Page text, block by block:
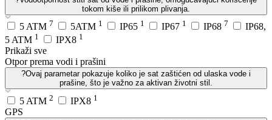
tokom kiše ili prilikom plivanja.
5 ATM 7 5ATM 1 IP65 1 IP67 1 IP68 7
IP68,
5 ATM 1 IPX8 1
Prikaži sve
Otpor prema vodi i prašini
?Ovaj parametar pokazuje koliko je sat zaštićen od ulaska vode i
prašine, što je važno za aktivan životni stil.
5 ATM 2 IPX8 1
GPS